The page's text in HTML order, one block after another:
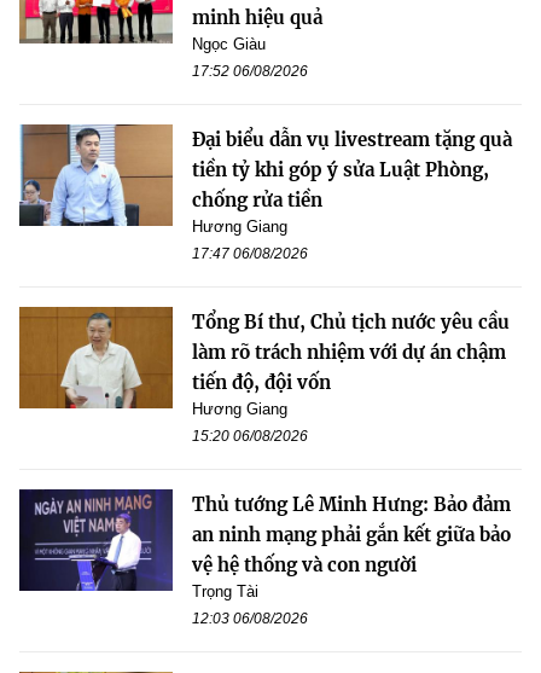
minh hiệu quả
Ngọc Giàu
17:52 06/08/2026
Đại biểu dẫn vụ livestream tặng quà
tiền tỷ khi góp ý sửa Luật Phòng,
chống rửa tiền
Hương Giang
17:47 06/08/2026
Tổng Bí thư, Chủ tịch nước yêu cầu
làm rõ trách nhiệm với dự án chậm
tiến độ, đội vốn
Hương Giang
15:20 06/08/2026
Thủ tướng Lê Minh Hưng: Bảo đảm
an ninh mạng phải gắn kết giữa bảo
vệ hệ thống và con người
Trọng Tài
12:03 06/08/2026